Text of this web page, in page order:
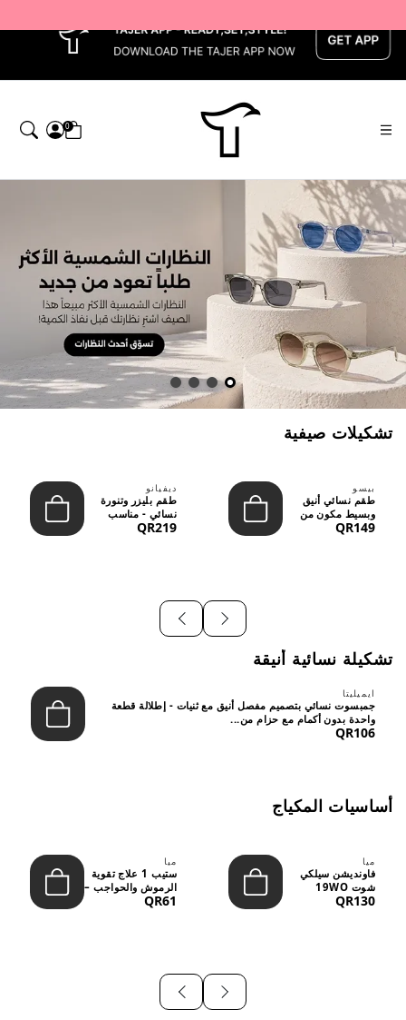
0
تاجر — Home page default h1 desc
تشكيلات صيفية
بيسو
طقم نسائي أنيق
وبسيط مكون من
قطعتين - تصميم
QR149
ديفيانو
طقم بليزر وتنورة
نسائي - مناسب
للعمل الرسمي
QR219
تشكيلة نسائية أنيقة
ايميليتا
جمبسوت نسائي بتصميم مفصل أنيق مع ثنيات - إطلالة قطعة
واحدة بدون أكمام مع حزام من...
QR106
أساسيات المكياج
ميا
فاونديشن سيلكي
شوت 19WO
ميديوم دارك بدرجة
QR130
ميا
ستيب 1 علاج تقوية
الرموش والحواجب –
12 مل
QR61